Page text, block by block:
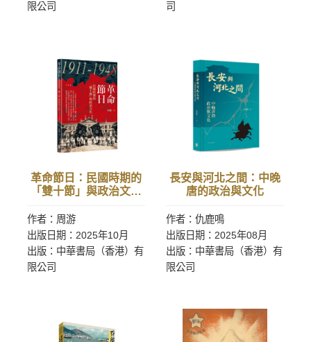
限公司
司
革命節日：民國時期的
「雙十節」與政治文化
作者：周游
出版日期：2025年10月
出版：中華書局（香港）有
限公司
長安與河北之間：中晚
唐的政治與文化
作者：仇鹿鳴
出版日期：2025年08月
出版：中華書局（香港）有
限公司